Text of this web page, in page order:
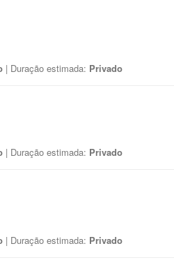
| Duração estimada: Privado
| Duração estimada: Privado
| Duração estimada: Privado